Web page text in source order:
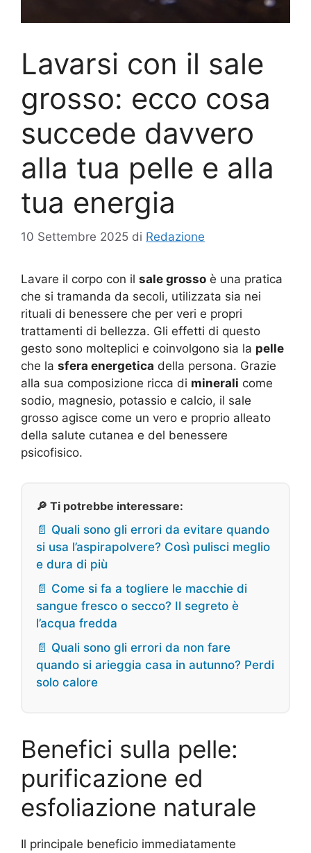
Lavarsi con il sale
grosso: ecco cosa
succede davvero
alla tua pelle e alla
tua energia
10 Settembre 2025 di Redazione
Lavare il corpo con il sale grosso è una pratica
che si tramanda da secoli, utilizzata sia nei
rituali di benessere che per veri e propri
trattamenti di bellezza. Gli effetti di questo
gesto sono molteplici e coinvolgono sia la pelle
che la sfera energetica della persona. Grazie
alla sua composizione ricca di minerali come
sodio, magnesio, potassio e calcio, il sale
grosso agisce come un vero e proprio alleato
della salute cutanea e del benessere
psicofisico.
🔎 Ti potrebbe interessare:
📄 Quali sono gli errori da evitare quando
si usa l’aspirapolvere? Così pulisci meglio
e dura di più
📄 Come si fa a togliere le macchie di
sangue fresco o secco? Il segreto è
l’acqua fredda
📄 Quali sono gli errori da non fare
quando si arieggia casa in autunno? Perdi
solo calore
Benefici sulla pelle:
purificazione ed
esfoliazione naturale
Il principale beneficio immediatamente